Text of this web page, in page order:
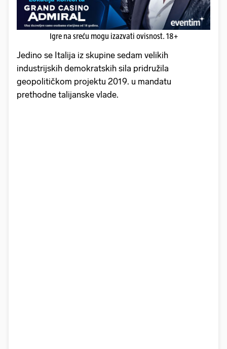
Igre na sreću mogu izazvati ovisnost. 18+
Jedino se Italija iz skupine sedam velikih
industrijskih demokratskih sila pridružila
geopolitičkom projektu 2019. u mandatu
prethodne talijanske vlade.